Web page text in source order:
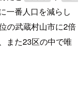
一番人口を減らし
の武蔵村山市に2倍
また23区の中で唯